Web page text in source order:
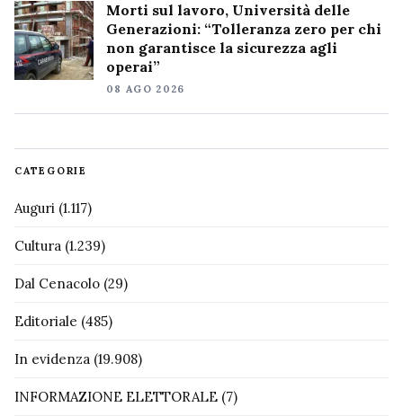
Morti sul lavoro, Università delle
Generazioni: “Tolleranza zero per chi
non garantisce la sicurezza agli
operai”
08 AGO 2026
CATEGORIE
Auguri (1.117)
Cultura (1.239)
Dal Cenacolo (29)
Editoriale (485)
In evidenza (19.908)
INFORMAZIONE ELETTORALE (7)